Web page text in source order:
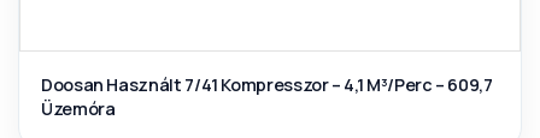
Doosan Használt 7/41 Kompresszor – 4,1 M³/Perc – 609,7
Üzemóra